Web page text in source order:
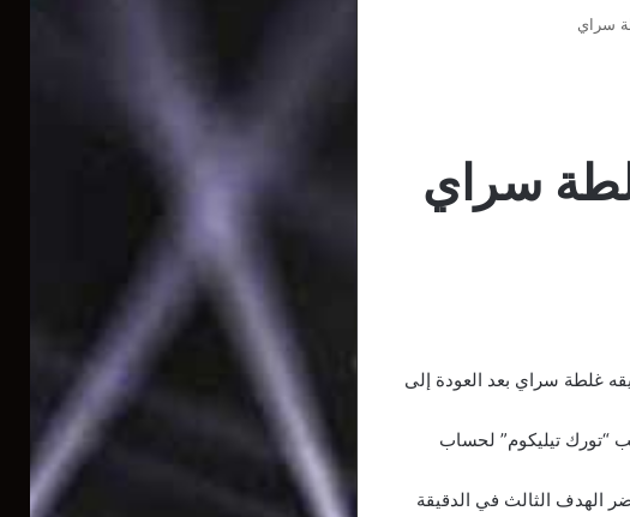
سراي
سراي
غلطة سراي بعد العودة إلى
“تورك تيليكوم” لحساب
الهدف الثالث في الدقيقة